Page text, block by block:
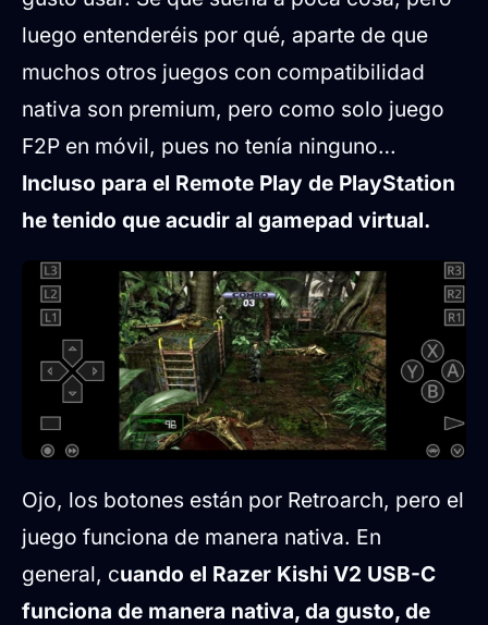
luego entenderéis por qué, aparte de que
muchos otros juegos con compatibilidad
nativa son premium, pero como solo juego
F2P en móvil, pues no tenía ninguno…
Incluso para el Remote Play de PlayStation
he tenido que acudir al gamepad virtual.
Ojo, los botones están por Retroarch, pero el
juego funciona de manera nativa. En
general, cuando el Razer Kishi V2 USB-C
funciona de manera nativa, da gusto, de